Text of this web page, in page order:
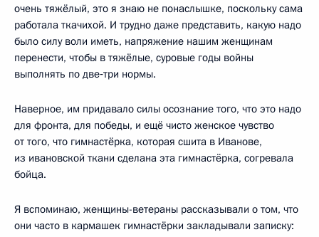
очень тяжёлый, это я знаю не понаслышке, поскольку сама
работала ткачихой. И трудно даже представить, какую надо
было силу воли иметь, напряжение нашим женщинам
перенести, чтобы в тяжёлые, суровые годы войны
выполнять по две‑три нормы.
Наверное, им придавало силы осознание того, что это надо
для фронта, для победы, и ещё чисто женское чувство
от того, что гимнастёрка, которая сшита в Иванове,
из ивановской ткани сделана эта гимнастёрка, согревала
бойца.
Я вспоминаю, женщины-ветераны рассказывали о том, что
они часто в кармашек гимнастёрки закладывали записку: